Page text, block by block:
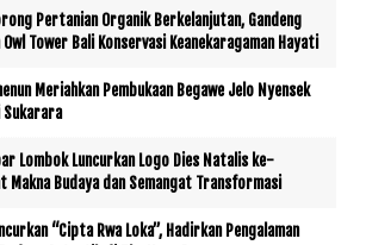
Pertanian Organik Berkelanjutan, Gandeng
Owl Tower Bali Konservasi Keanekaragaman Hayati
Meriahkan Pembukaan Begawe Jelo Nyensek
Lombok Luncurkan Logo Dies Natalis ke-
Makna Budaya dan Semangat Transformasi
“Cipta Rwa Loka”, Hadirkan Pengalaman